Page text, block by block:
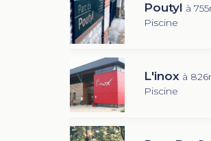
Poutyl à
Piscine
L'inox à
Piscine